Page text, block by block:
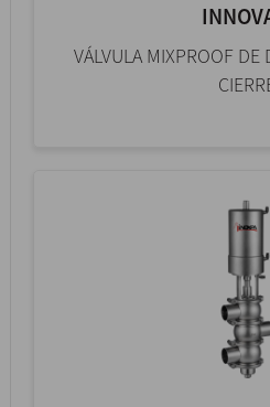
VÁLVULA MIXPROOF DE